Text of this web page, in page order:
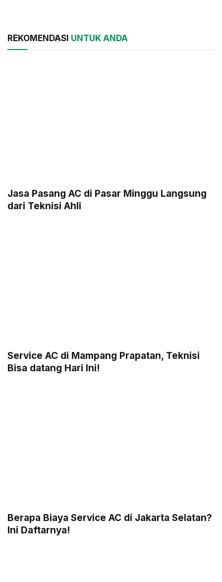
REKOMENDASI UNTUK ANDA
Jasa Pasang AC di Pasar Minggu Langsung
dari Teknisi Ahli
Service AC di Mampang Prapatan, Teknisi
Bisa datang Hari Ini!
Berapa Biaya Service AC di Jakarta Selatan?
Ini Daftarnya!